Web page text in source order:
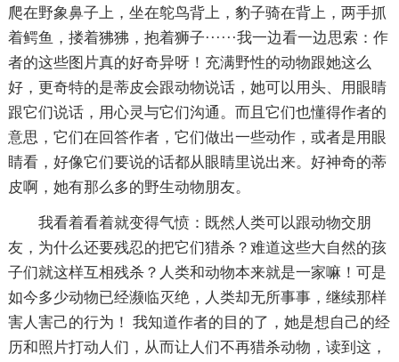
爬在野象鼻子上，坐在鸵鸟背上，豹子骑在背上，两手抓
着鳄鱼，搂着狒狒，抱着狮子······我一边看一边思索：作
者的这些图片真的好奇异呀！充满野性的动物跟她这么
好，更奇特的是蒂皮会跟动物说话，她可以用头、用眼睛
跟它们说话，用心灵与它们沟通。而且它们也懂得作者的
意思，它们在回答作者，它们做出一些动作，或者是用眼
睛看，好像它们要说的话都从眼睛里说出来。好神奇的蒂
皮啊，她有那么多的野生动物朋友。
我看着看着就变得气愤：既然人类可以跟动物交朋
友，为什么还要残忍的把它们猎杀？难道这些大自然的孩
子们就这样互相残杀？人类和动物本来就是一家嘛！可是
如今多少动物已经濒临灭绝，人类却无所事事，继续那样
害人害己的行为！ 我知道作者的目的了，她是想自己的经
历和照片打动人们，从而让人们不再猎杀动物，读到这，